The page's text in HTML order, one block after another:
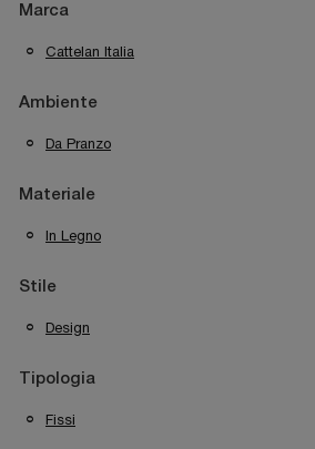
Marca
Cattelan Italia
Ambiente
Da Pranzo
Materiale
In Legno
Stile
Design
Tipologia
Fissi